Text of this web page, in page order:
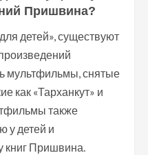
Пришвина?
детей», существуют
мультфильмы, снятые
как «Тарханкут» и
также
у детей и
книг Пришвина.